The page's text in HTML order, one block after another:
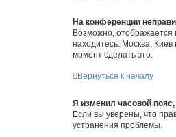
На конференции
Возможно, отображается
находитесь: Москва, Киев
момент сделать это.
Вернуться к началу
Я изменил часовой
Если вы уверены, что
устранения проблемы.